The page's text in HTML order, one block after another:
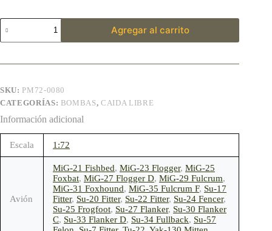
Agregar al carrito
SKU: PM72-0080
CATEGORÍAS: BOMBAS,CAIDA LIBRE
Información adicional
Escala 1:72
Avión
MiG-21 Fishbed, MiG-23 Flogger, MiG-25
Foxbat, MiG-27 Flogger D, MiG-29 Fulcrum,
MiG-31 Foxhound, MiG-35 Fulcrum F, Su-17
Fitter, Su-20 Fitter, Su-22 Fitter, Su-24 Fencer,
Su-25 Frogfoot, Su-27 Flanker, Su-30 Flanker
C, Su-33 Flanker D, Su-34 Fullback, Su-57